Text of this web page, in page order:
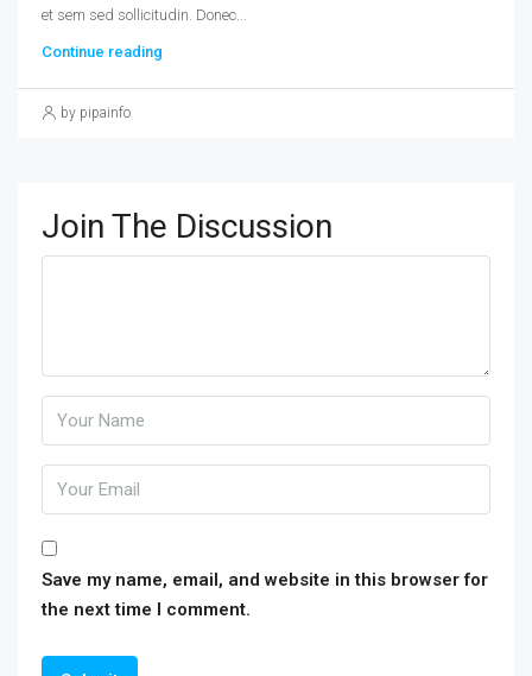
et sem sed sollicitudin. Donec...
Continue reading
by pipainfo
Join The Discussion
Save my name, email, and website in this browser for
the next time I comment.